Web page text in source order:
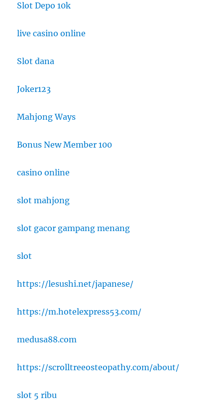
Slot Depo 10k
live casino online
Slot dana
Joker123
Mahjong Ways
Bonus New Member 100
casino online
slot mahjong
slot gacor gampang menang
slot
https://lesushi.net/japanese/
https://m.hotelexpress53.com/
medusa88.com
https://scrolltreeosteopathy.com/about/
slot 5 ribu